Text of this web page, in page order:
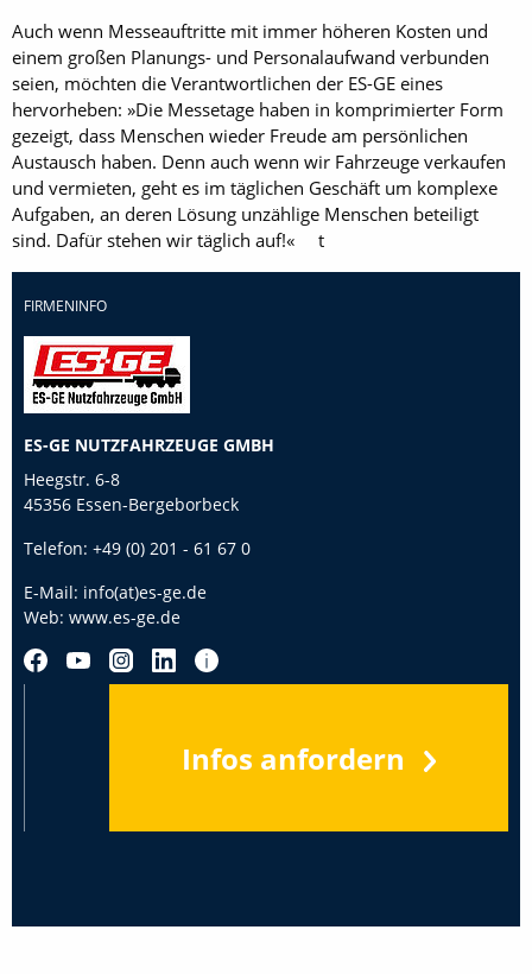
Auch wenn Messeauftritte mit immer höheren Kosten und
einem großen Planungs- und Personalaufwand verbunden
seien, möchten die Verantwortlichen der ES-GE eines
hervorheben: »Die Messetage haben in komprimierter Form
gezeigt, dass Menschen wieder Freude am persönlichen
Austausch haben. Denn auch wenn wir Fahrzeuge verkaufen
und vermieten, geht es im täglichen Geschäft um komplexe
Aufgaben, an deren Lösung unzählige Menschen beteiligt
sind. Dafür stehen wir täglich auf!« t
FIRMENINFO
ES-GE NUTZFAHRZEUGE GMBH
Heegstr. 6-8
45356 Essen-Bergeborbeck
Telefon: +49 (0) 201 - 61 67 0
E-Mail: info(at)es-ge.de
Web: www.es-ge.de
Infos anfordern